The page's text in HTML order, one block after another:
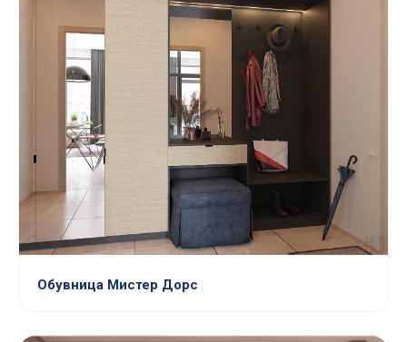
Обувница Мистер Дорс